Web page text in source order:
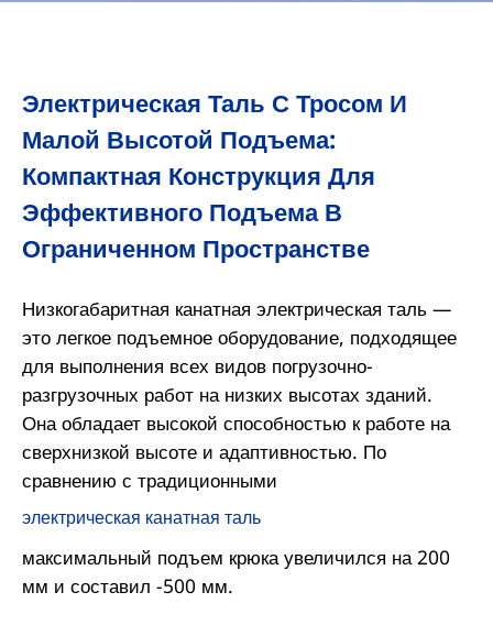
Электрическая Таль С Тросом И
Малой Высотой Подъема:
Компактная Конструкция Для
Эффективного Подъема В
Ограниченном Пространстве
Низкогабаритная канатная электрическая таль —
это легкое подъемное оборудование, подходящее
для выполнения всех видов погрузочно-
разгрузочных работ на низких высотах зданий.
Она обладает высокой способностью к работе на
сверхнизкой высоте и адаптивностью. По
сравнению с традиционными
электрическая канатная таль
максимальный подъем крюка увеличился на 200
мм и составил -500 мм.